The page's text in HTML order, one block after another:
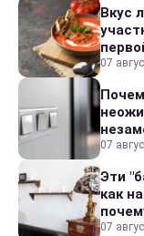
Вкус
07
07
Эти
как
07